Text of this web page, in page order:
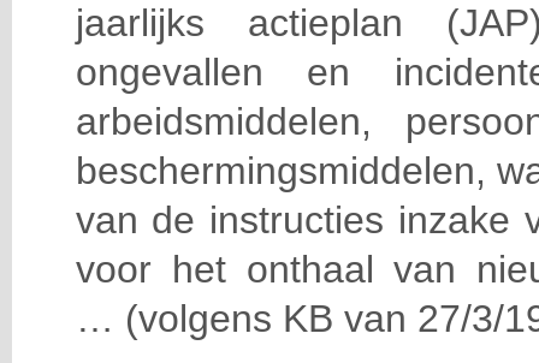
jaarlijks actieplan
ongevallen en
arbeidsmiddelen,
beschermingsmiddelen,
van de instructies inzake
voor het onthaal van
… (volgens KB van 27/3/